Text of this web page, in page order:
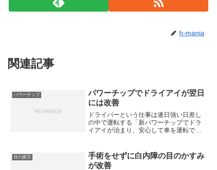
h-mania
関連記事
パワーチップ
パワーチップでドライアイが翌日
には改善
ドライバーという仕事は連日強い日差し
の中で運転する「新パワーチップでドラ
イアイが治まり、安心して車を運転でき
むNさん（46歳）。Nさんは、建築現場へ
資材を運ぶトラックの...
目の疲労
手術をせずに白内障の目のかすみ
が改善